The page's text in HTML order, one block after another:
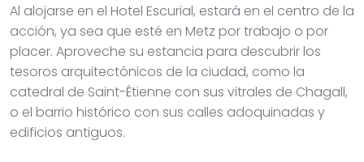
Al alojarse en el Hotel Escurial, estará en el centro de la
acción, ya sea que esté en Metz por trabajo o por
placer. Aproveche su estancia para descubrir los
tesoros arquitectónicos de la ciudad, como la
catedral de Saint-Étienne con sus vitrales de Chagall,
o el barrio histórico con sus calles adoquinadas y
edificios antiguos.